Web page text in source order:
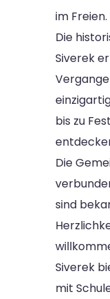
im Freien.
Die
Siverek
bis zu
Die
sind
Siverek
mit